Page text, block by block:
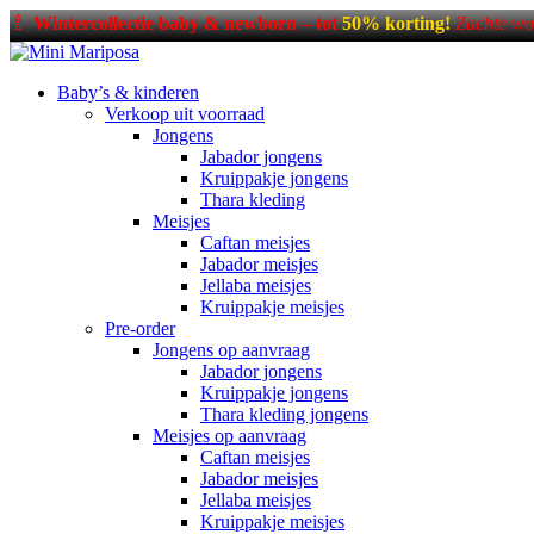
🍼Wintercollectie baby & newborn – tot50% korting! Zachte
Baby’s & kinderen
Verkoop uit voorraad
Jongens
Jabador jongens
Kruippakje jongens
Thara kleding
Meisjes
Caftan meisjes
Jabador meisjes
Jellaba meisjes
Kruippakje meisjes
Pre-order
Jongens op aanvraag
Jabador jongens
Kruippakje jongens
Thara kleding jongens
Meisjes op aanvraag
Caftan meisjes
Jabador meisjes
Jellaba meisjes
Kruippakje meisjes